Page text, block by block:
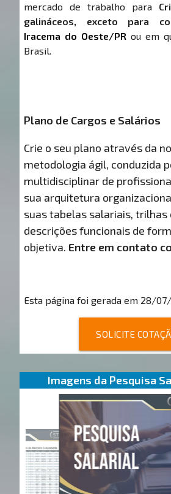
mercado de trabalho para
galináceos, exceto para
Iracema do Oeste/PR ou em
Brasil.
Plano de Cargos e Salários
Crie o seu plano através da
metodologia ágil, conduzida
multidisciplinar de
sua arquitetura
suas tabelas salariais, trilhas
descrições funcionais de
objetiva. Entre em contato
Esta página foi gerada em 28/
SOLICITE
Imagens da Pesquisa